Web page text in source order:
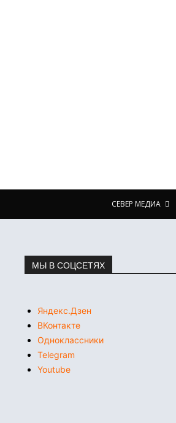
СЕВЕР МЕДИА
МЫ В СОЦСЕТЯХ
Яндекс.Дзен
ВКонтакте
Одноклассники
Telegram
Youtube